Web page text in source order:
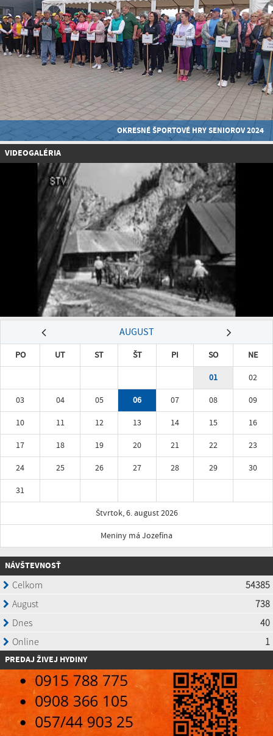
OKRESNÉ ŠPORTOVÉ HRY SENIOROV 2024
VIDEOGALÉRIA
AUGUST
PO UT ST ŠT PI SO
NE
01
02
03
04 05 06 07 08
09
10
11 12 13 14 15
16
17
18 19 20 21 22
23
24
25 26 27 28 29
30
31
Štvrtok, 6. august 2026
Meniny má Jozefína
NÁVŠTEVNOSŤ
PREDAJ ŽIVEJ HYDINY